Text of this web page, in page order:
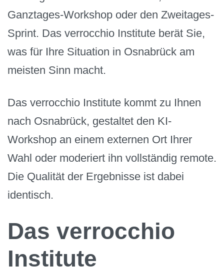
Ganztages-Workshop oder den Zweitages-
Sprint. Das verrocchio Institute berät Sie,
was für Ihre Situation in Osnabrück am
meisten Sinn macht.
Das verrocchio Institute kommt zu Ihnen
nach Osnabrück, gestaltet den KI-
Workshop an einem externen Ort Ihrer
Wahl oder moderiert ihn vollständig remote.
Die Qualität der Ergebnisse ist dabei
identisch.
Das verrocchio
Institute